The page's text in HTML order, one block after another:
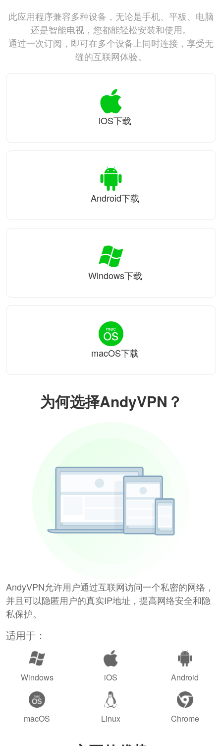
为何选择AndyVPN？
AndyVPN允许用户通过互联网访问一个私密的网络，
并且可以隐匿用户的真实IP地址，提高网络安全和隐
私保护。
适用于：
Windows iOS Android
macOS Linux Chrome
此应用程序兼容多种设备，无论是手机、平板、电脑
还是智能电视，您都能轻松安装和使用。
通过一次订阅，即可在多个设备上同时连接，享受无
缝的互联网体验。
iOS下载
Android下载
Windows下载
macOS下载